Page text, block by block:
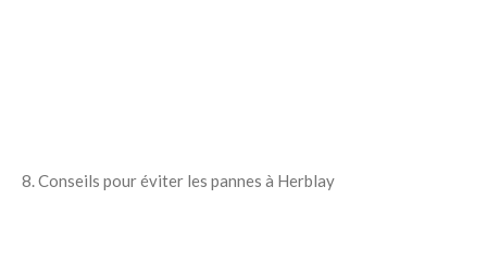
8. Conseils pour éviter les pannes à Herblay